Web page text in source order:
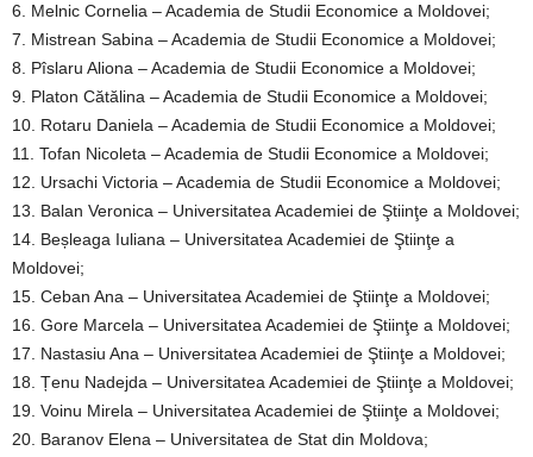
6. Melnic Cornelia – Academia de Studii Economice a Moldovei;
7. Mistrean Sabina – Academia de Studii Economice a Moldovei;
8. Pîslaru Aliona – Academia de Studii Economice a Moldovei;
9. Platon Cătălina – Academia de Studii Economice a Moldovei;
10. Rotaru Daniela – Academia de Studii Economice a Moldovei;
11. Tofan Nicoleta – Academia de Studii Economice a Moldovei;
12. Ursachi Victoria – Academia de Studii Economice a Moldovei;
13. Balan Veronica – Universitatea Academiei de Ştiinţe a Moldovei;
14. Beșleaga Iuliana – Universitatea Academiei de Ştiinţe a
Moldovei;
15. Ceban Ana – Universitatea Academiei de Ştiinţe a Moldovei;
16. Gore Marcela – Universitatea Academiei de Ştiinţe a Moldovei;
17. Nastasiu Ana – Universitatea Academiei de Ştiinţe a Moldovei;
18. Țenu Nadejda – Universitatea Academiei de Ştiinţe a Moldovei;
19. Voinu Mirela – Universitatea Academiei de Ştiinţe a Moldovei;
20. Baranov Elena – Universitatea de Stat din Moldova;